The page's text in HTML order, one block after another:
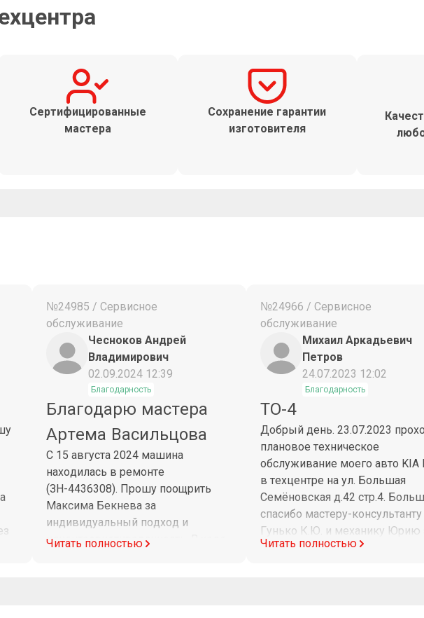
Сертифицированные
мастера
Сохранение гарантии
изготовителя
и
№24985 / Сервисное
обслуживание
Чесноков Андрей
Владимирович
02.09.2024 12:39
Благодарность
Благодарю мастера
Артема Васильцова
С 15 августа 2024 машина
находилась в ремонте
(ЗН-4436308). Прошу поощрить
Максима Бекнева за
индивидуальный подход и
клиентоориетированность. В ходе
Читать полностью
№24966 / Сервисное
обслуживание
Михаил Аркадьевич
Петров
24.07.2023 12:02
Благодарность
ТО-4
Добрый день. 23.07.2023
плановое техническое
обслуживание моего авто KIA
в техцентре на ул. Большая
Семёновская д.42 стр.4.
спасибо мастеру-консультанту
Гунько К.Ю. и механику Юрию
их профессиональный подход и
Читать полностью